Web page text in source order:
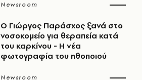
Newsroom
O Γιώργος Παράσχος ξανά στο
νοσοκομείο για θεραπεία κατά
του καρκίνου - Η νέα
φωτογραφία του ηθοποιού
Newsroom